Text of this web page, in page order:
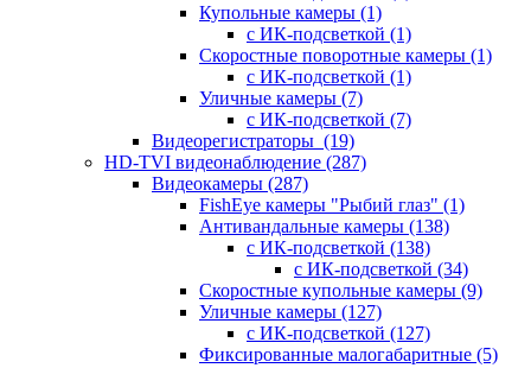
Купольные камеры (1)
с ИК-подсветкой (1)
Скоростные поворотные камеры (1)
с ИК-подсветкой (1)
Уличные камеры (7)
с ИК-подсветкой (7)
Видеорегистраторы (19)
HD-TVI видеонаблюдение (287)
Видеокамеры (287)
FishEye камеры "Рыбий глаз" (1)
Антивандальные камеры (138)
с ИК-подсветкой (138)
с ИК-подсветкой (34)
Скоростные купольные камеры (9)
Уличные камеры (127)
с ИК-подсветкой (127)
Фиксированные малогабаритные (5)